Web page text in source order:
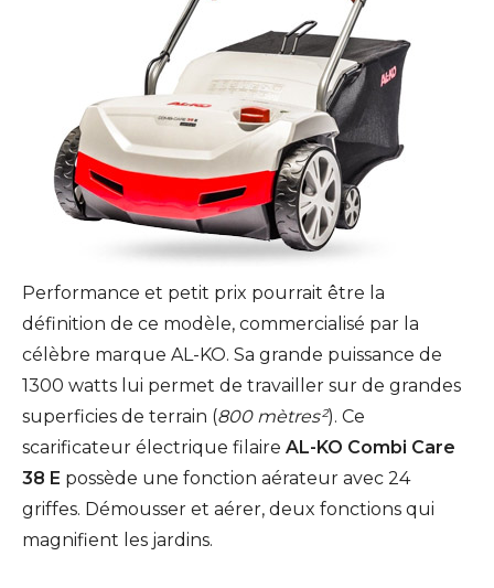
Performance et petit prix pourrait être la
définition de ce modèle, commercialisé par la
célèbre marque AL-KO. Sa grande puissance de
1300 watts lui permet de travailler sur de grandes
superficies de terrain (800 mètres²). Ce
scarificateur électrique filaire AL-KO Combi Care
38 E possède une fonction aérateur avec 24
griffes. Démousser et aérer, deux fonctions qui
magnifient les jardins.